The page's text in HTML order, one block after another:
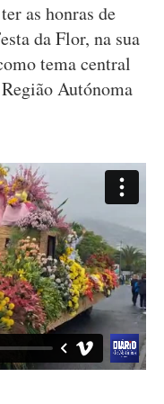
as honras de
da Flor, na sua
tema central
Autónoma